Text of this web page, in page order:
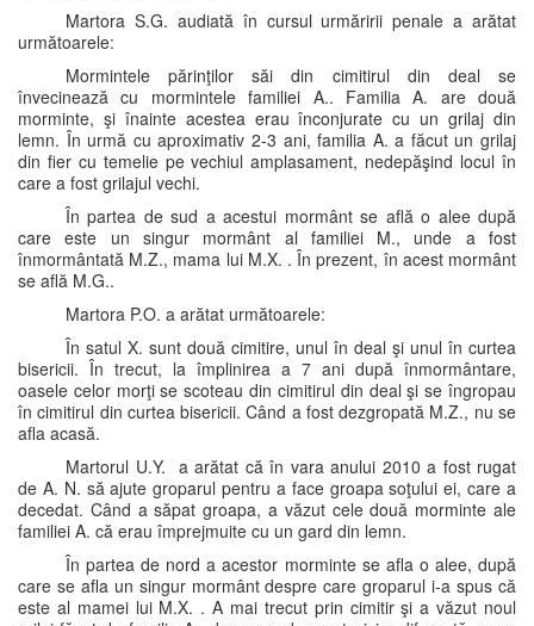
Martora S.G. audiată în cursul urmăririi penale a arătat
următoarele:
Mormintele părinţilor săi din cimitirul din deal se
învecinează cu mormintele familiei A.. Familia A. are două
morminte, şi înainte acestea erau înconjurate cu un grilaj din
lemn. În urmă cu aproximativ 2-3 ani, familia A. a făcut un grilaj
din fier cu temelie pe vechiul amplasament, nedepăşind locul în
care a fost grilajul vechi.
În partea de sud a acestui mormânt se află o alee după
care este un singur mormânt al familiei M., unde a fost
înmormântată M.Z., mama lui M.X. . În prezent, în acest mormânt
se află M.G..
Martora P.O. a arătat următoarele:
În satul X. sunt două cimitire, unul în deal şi unul în curtea
bisericii. În trecut, la împlinirea a 7 ani după înmormântare,
oasele celor morţi se scoteau din cimitirul din deal şi se îngropau
în cimitirul din curtea bisericii. Când a fost dezgropată M.Z., nu se
afla acasă.
Martorul U.Y. a arătat că în vara anului 2010 a fost rugat
de A. N. să ajute groparul pentru a face groapa soţului ei, care a
decedat. Când a săpat groapa, a văzut cele două morminte ale
familiei A. că erau împrejmuite cu un gard din lemn.
În partea de nord a acestor morminte se afla o alee, după
care se afla un singur mormânt despre care groparul i-a spus că
este al mamei lui M.X. . A mai trecut prin cimitir şi a văzut noul